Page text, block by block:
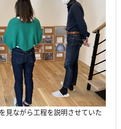
見ながら工程を説明させていた